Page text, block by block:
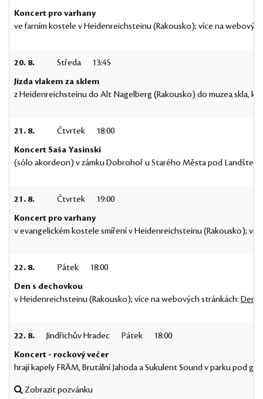
Koncert pro varhany
ve farním kostele v Heidenreichsteinu (Rakousko); více na
20. 8. Středa
13:45
Jízda vlakem za sklem
z Heidenreichsteinu do Alt Nagelberg (Rakousko) do muzea skla,
21. 8. Čtvrtek
18:00
Koncert Saša Yasinski
(sólo akordeon) v zámku Dobrohoř u Starého Města pod
21. 8. Čtvrtek
19:00
Koncert pro varhany
v evangelickém kostele smíření v Heidenreichsteinu (Rakousko);
22. 8. Pátek
18:00
Den s dechovkou
v Heidenreichsteinu (Rakousko); více na webových stránkách: Den
22. 8. Jindřichův Hradec Pátek
18:00
Koncert - rockový večer
hrají kapely FRÄM, Brutální Jahoda a Sukulent Sound v parku pod
Zobrazit pozvánku